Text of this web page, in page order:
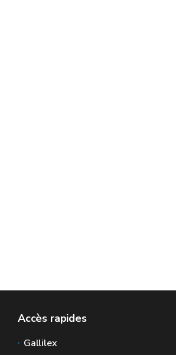
Accès rapides
Gallilex